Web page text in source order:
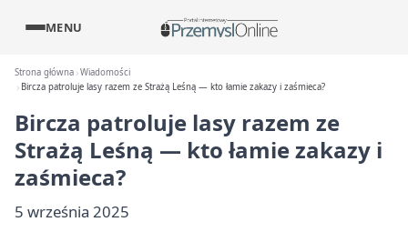
MENU
Strona główna Wiadomości
Bircza patroluje lasy razem ze Strażą Leśną — kto łamie zakazy i zaśmieca?
Bircza patroluje lasy razem ze
Strażą Leśną — kto łamie zakazy i
zaśmieca?
5 września 2025